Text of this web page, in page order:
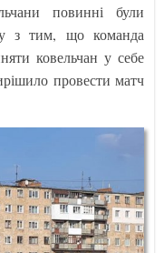
повинні були
з тим, що команда
ковельчан у себе
провести матч